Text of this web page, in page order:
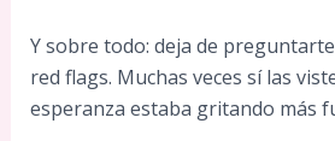
Y sobre todo: deja de
red flags. Muchas veces sí las
esperanza estaba gritando más